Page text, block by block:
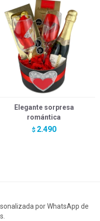
Elegante sorpresa
romántica
$ 2.490
por WhatsApp de